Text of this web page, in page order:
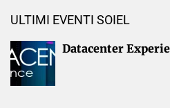
ULTIMI EVENTI SOIEL
Datacenter